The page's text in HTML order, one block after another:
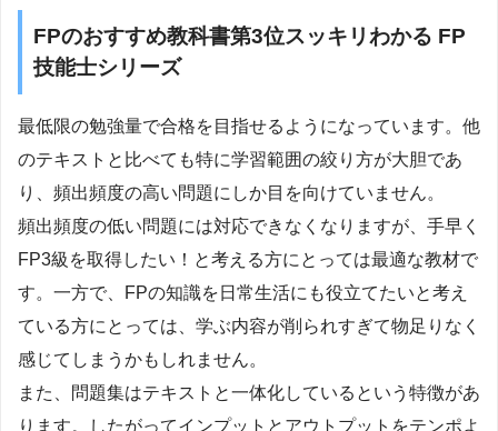
FPのおすすめ教科書第3位スッキリわかる FP
技能士シリーズ
最低限の勉強量で合格を目指せるようになっています。他
のテキストと比べても特に学習範囲の絞り方が大胆であ
り、頻出頻度の高い問題にしか目を向けていません。
頻出頻度の低い問題には対応できなくなりますが、手早く
FP3級を取得したい！と考える方にとっては最適な教材で
す。一方で、FPの知識を日常生活にも役立てたいと考え
ている方にとっては、学ぶ内容が削られすぎて物足りなく
感じてしまうかもしれません。
また、問題集はテキストと一体化しているという特徴があ
ります。したがってインプットとアウトプットをテンポよ